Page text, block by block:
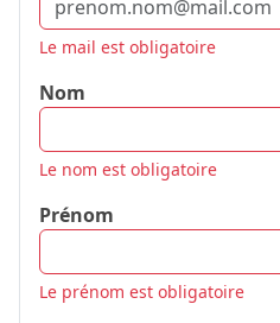
Le mail est obligatoire
Nom
Le nom est obligatoire
Prénom
Le prénom est obligatoire